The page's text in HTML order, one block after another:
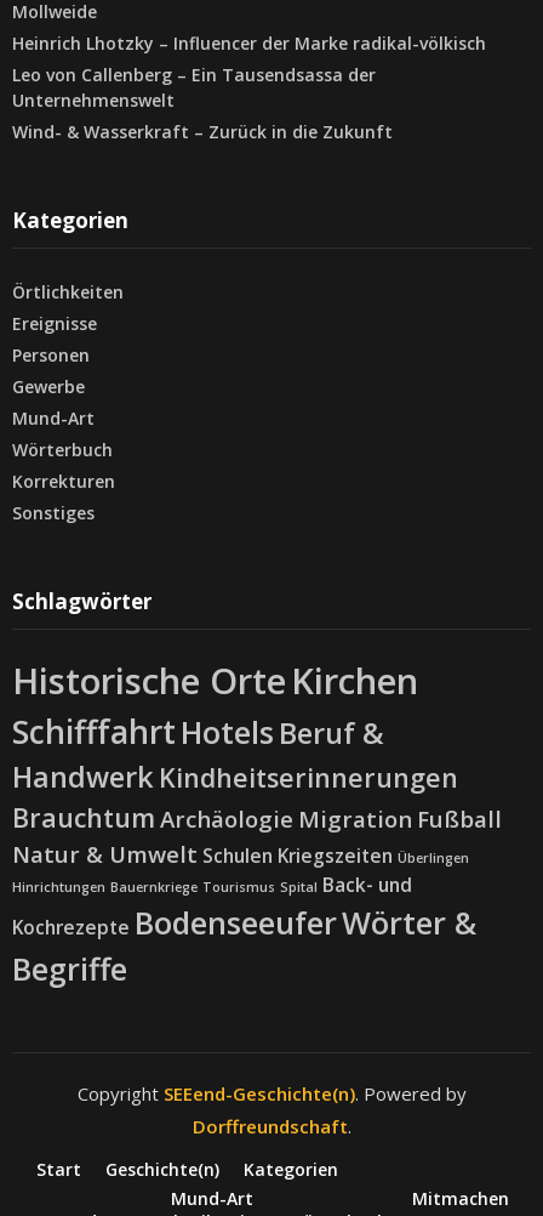
Mollweide
Heinrich Lhotzky – Influencer der Marke radikal-völkisch
Leo von Callenberg – Ein Tausendsassa der
Unternehmenswelt
Wind- & Wasserkraft – Zurück in die Zukunft
Kategorien
Örtlichkeiten
Ereignisse
Personen
Gewerbe
Mund-Art
Wörterbuch
Korrekturen
Sonstiges
Schlagwörter
Historische Orte Kirchen
Schifffahrt Hotels Beruf &
Handwerk Kindheitserinnerungen
Brauchtum Archäologie Migration Fußball
Natur & Umwelt Schulen Kriegszeiten Überlingen
Hinrichtungen Bauernkriege Tourismus Spital Back- und
Kochrezepte BodenseeuferWörter &
Begriffe
Copyright SEEend-Geschichte(n). Powered by
Dorffreundschaft.
Start Geschichte(n)
Kategorien
Mund-Art
Mitmachen